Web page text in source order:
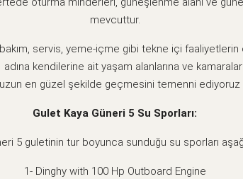
mevcuttur.
servis, yeme-içme gibi tekne içi faaliyetlerin
kendilerine ait yaşam alanlarına ve
en güzel şekilde geçmesini temenni ediyoruz
Gulet Kaya Güneri 5 Su Sporları:
5 guletinin tur boyunca sunduğu su sporları
1- Dinghy with 100 Hp Outboard Engine